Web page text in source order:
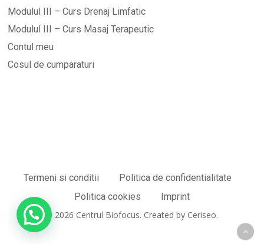
Sub-total: 0,00
Vezi Coșul Finalizare
Modulul III – Curs Drenaj Limfatic
Modulul III – Curs Masaj Terapeutic
Contul meu
Cosul de cumparaturi
Termeni si conditii
Politica de confidentialitate
Politica cookies
Imprint
© 2026 Centrul Biofocus. Created by Ceriseo.